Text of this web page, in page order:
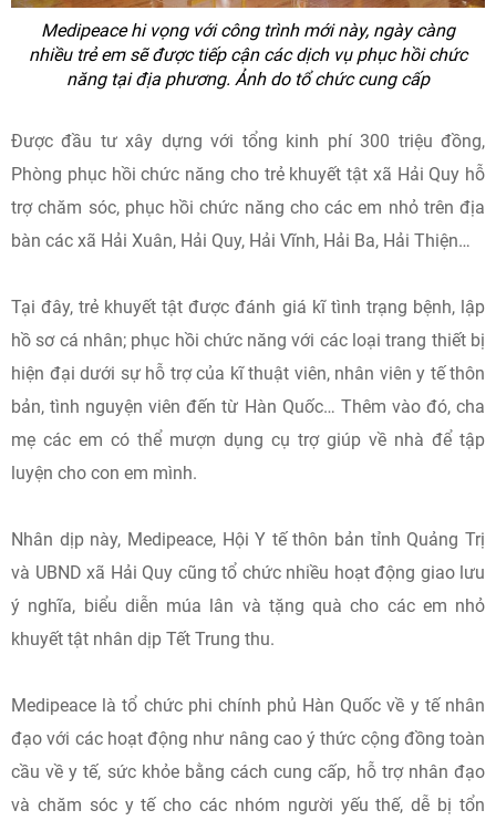
Medipeace hi vọng với công trình mới này, ngày càng
nhiều trẻ em sẽ được tiếp cận các dịch vụ phục hồi chức
năng tại địa phương. Ảnh do tổ chức cung cấp
Được đầu tư xây dựng với tổng kinh phí 300 triệu đồng,
Phòng phục hồi chức năng cho trẻ khuyết tật xã Hải Quy hỗ
trợ chăm sóc, phục hồi chức năng cho các em nhỏ trên địa
bàn các xã Hải Xuân, Hải Quy, Hải Vĩnh, Hải Ba, Hải Thiện…
Tại đây, trẻ khuyết tật được đánh giá kĩ tình trạng bệnh, lập
hồ sơ cá nhân; phục hồi chức năng với các loại trang thiết bị
hiện đại dưới sự hỗ trợ của kĩ thuật viên, nhân viên y tế thôn
bản, tình nguyện viên đến từ Hàn Quốc… Thêm vào đó, cha
mẹ các em có thể mượn dụng cụ trợ giúp về nhà để tập
luyện cho con em mình.
Nhân dịp này, Medipeace, Hội Y tế thôn bản tỉnh Quảng Trị
và UBND xã Hải Quy cũng tổ chức nhiều hoạt động giao lưu
ý nghĩa, biểu diễn múa lân và tặng quà cho các em nhỏ
khuyết tật nhân dịp Tết Trung thu.
Medipeace là tổ chức phi chính phủ Hàn Quốc về y tế nhân
đạo với các hoạt động như nâng cao ý thức cộng đồng toàn
cầu về y tế, sức khỏe bằng cách cung cấp, hỗ trợ nhân đạo
và chăm sóc y tế cho các nhóm người yếu thế, dễ bị tổn